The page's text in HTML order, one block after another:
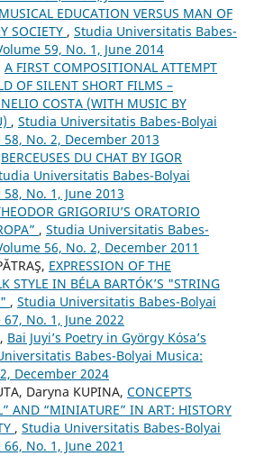
MUSICAL EDUCATION VERSUS MAN OF
SOCIETY , Studia Universitatis Babes-
59, No. 1, June 2014
A FIRST COMPOSITIONAL ATTEMPT
OF SILENT SHORT FILMS –
COSTA (WITH MUSIC BY
, Studia Universitatis Babes-Bolyai
No. 2, December 2013
BERCEUSES DU CHAT BY IGOR
Universitatis Babes-Bolyai
No. 1, June 2013
GRIGORIU’S ORATORIO
, Studia Universitatis Babes-
56, No. 2, December 2011
EXPRESSION OF THE
STYLE IN BÉLA BARTÓK’S "STRING
, Studia Universitatis Babes-Bolyai
No. 1, June 2022
Bai Juyi’s Poetry in György Kósa’s
Babes-Bolyai Musica:
December 2024
Daryna KUPINA, CONCEPTS
AND “MINIATURE” IN ART: HISTORY
, Studia Universitatis Babes-Bolyai
No. 1, June 2021